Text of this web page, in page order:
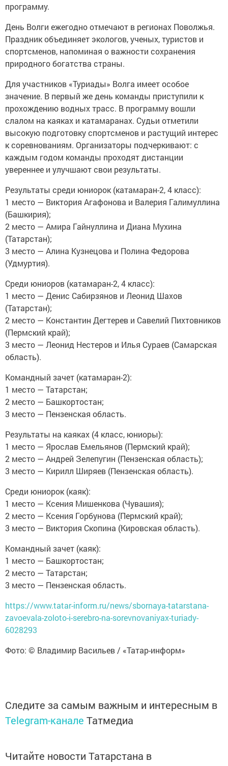
программу.
День Волги ежегодно отмечают в регионах Поволжья.
Праздник объединяет экологов, ученых, туристов и
спортсменов, напоминая о важности сохранения
природного богатства страны.
Для участников «Туриады» Волга имеет особое
значение. В первый же день команды приступили к
прохождению водных трасс. В программу вошли
слалом на каяках и катамаранах. Судьи отметили
высокую подготовку спортсменов и растущий интерес
к соревнованиям. Организаторы подчеркивают: с
каждым годом команды проходят дистанции
увереннее и улучшают свои результаты.
Результаты среди юниорок (катамаран-2, 4 класс):
1 место — Виктория Агафонова и Валерия Галимуллина
(Башкирия);
2 место — Амира Гайнуллина и Диана Мухина
(Татарстан);
3 место — Алина Кузнецова и Полина Федорова
(Удмуртия).
Среди юниоров (катамаран-2, 4 класс):
1 место — Денис Сабирзянов и Леонид Шахов
(Татарстан);
2 место — Константин Дегтерев и Савелий Пихтовников
(Пермский край);
3 место — Леонид Нестеров и Илья Сураев (Самарская
область).
Командный зачет (катамаран-2):
1 место — Татарстан;
2 место — Башкортостан;
3 место — Пензенская область.
Результаты на каяках (4 класс, юниоры):
1 место — Ярослав Емельянов (Пермский край);
2 место — Андрей Зелепугин (Пензенская область);
3 место — Кирилл Ширяев (Пензенская область).
Среди юниорок (каяк):
1 место — Ксения Мишенкова (Чувашия);
2 место — Ксения Горбунова (Пермский край);
3 место — Виктория Скопина (Кировская область).
Командный зачет (каяк):
1 место — Башкортостан;
2 место — Татарстан;
3 место — Пензенская область.
https://www.tatar-inform.ru/news/sbornaya-tatarstana-
zavoevala-zoloto-i-serebro-na-sorevnovaniyax-turiady-
6028293
Фото: © Владимир Васильев / «Татар-информ»
Следите за самым важным и интересным в
Telegram-канале Татмедиа
Читайте новости Татарстана в